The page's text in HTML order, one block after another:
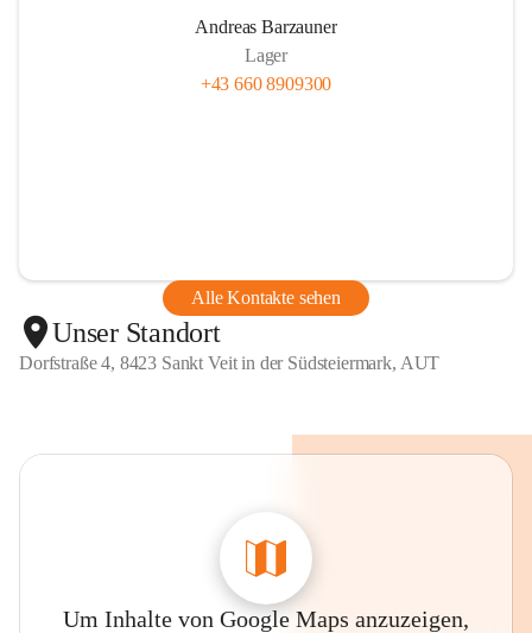
Andreas Barzauner
Lager
+43 660 8909300
Alle Kontakte sehen
Unser Standort
Dorfstraße 4, 8423 Sankt Veit in der Südsteiermark, AUT
Um Inhalte von Google Maps anzuzeigen,